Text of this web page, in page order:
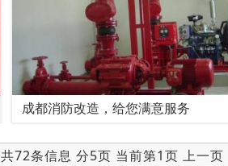
成都消防改造，给您满意服务
共72条信息 分5页 当前第1页 上一页